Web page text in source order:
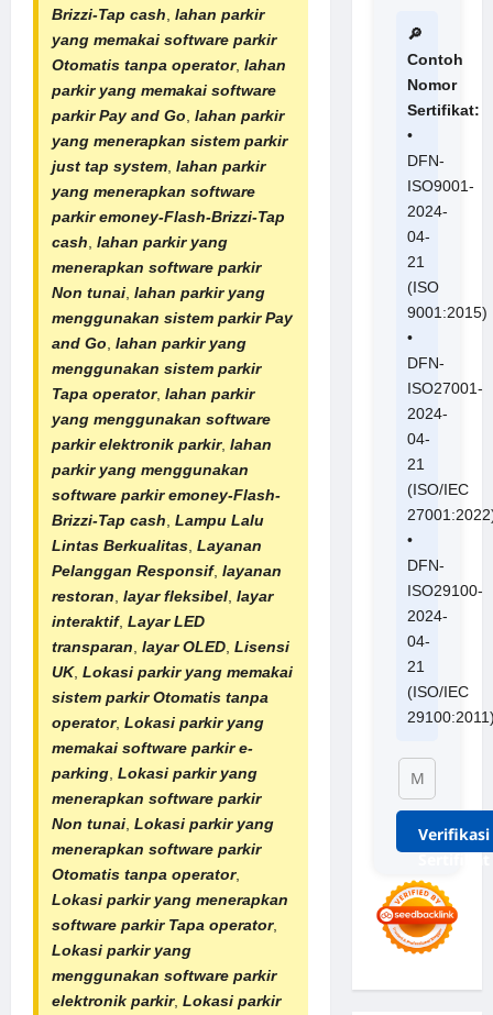
Brizzi-Tap cash lahan parkir
yang memakai software parkir
Otomatis tanpa operator, lahan
parkir yang memakai software
parkir Pay and Go lahan parkir
yang menerapkan sistem parkir
just tap system lahan parkir
yang menerapkan software
parkir emoney-Flash-Brizzi-Tap
cash lahan parkir yang
menerapkan software parkir
Non tunai lahan parkir yang
menggunakan sistem parkir Pay
and Go lahan parkir yang
menggunakan sistem parkir
Tapa operator, lahan parkir
yang menggunakan software
parkir elektronik parkir, lahan
parkir yang menggunakan
software parkir emoney-Flash-
Brizzi-Tap cash Lampu Lalu
Lintas Berkualitas Layanan
Pelanggan Responsif, layanan
restoran layar fleksibel layar
interaktif, Layar LED
transparan layar OLED Lisensi
UK, Lokasi parkir yang memakai
sistem parkir Otomatis tanpa
operator, Lokasi parkir yang
memakai software parkir e-
parking Lokasi parkir yang
menerapkan software parkir
Non tunai Lokasi parkir yang
menerapkan software parkir
Otomatis tanpa operator,
Lokasi parkir yang menerapkan
software parkir Tapa operator,
Lokasi parkir yang
menggunakan software parkir
elektronik parkir, Lokasi parkir
🔎
Contoh
Nomor
Sertifikat:
•
DFN-
ISO9001-
2024-
04-
21
(ISO
9001:2015)
•
DFN-
ISO27001-
2024-
04-
21
(ISO/IEC
•
DFN-
ISO29100-
2024-
04-
21
(ISO/IEC
Verifikasi
Sertifikat